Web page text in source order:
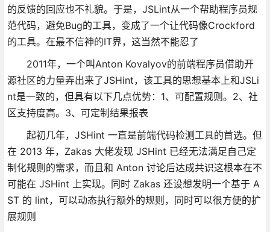
的反馈的回应也不礼貌。于是，JSLint从一个帮助程序员规
范代码，避免Bug的工具，变成了一个让代码像Crockford
的工具。在最不信神的IT界，这当然不能忍了
2011年，一个叫Anton Kovalyov的前端程序员借助开
源社区的力量弄出来了JSHint，该工具的思想基本上和JSLi
nt是一致的，但具有以下几点优势：1、可配置规则。2、社
区支持度高。3、可定制结果报表
起初几年，JSHint 一直是前端代码检测工具的首选。但
在 2013 年，Zakas 大佬发现 JSHint 已经无法满足自己定
制化规则的需求，而且和 Anton 讨论后达成共识这根本在不
可能在 JSHint 上实现。同时 Zakas 还设想发明一个基于 A
ST 的 lint，可以动态执行额外的规则，同时可以很方便的扩
展规则